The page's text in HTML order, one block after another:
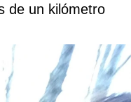
de un kilómetro